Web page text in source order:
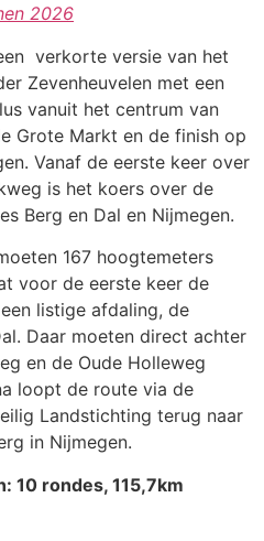
2026
verkorte versie van het
Zevenheuvelen met een
vanuit het centrum van
Grote Markt en de finish op
Vanaf de eerste keer over
is het koers over de
Berg en Dal en Nijmegen.
167 hoogtemeters
voor de eerste keer de
listige afdaling, de
Daar moeten direct achter
en de Oude Holleweg
loopt de route via de
Landstichting terug naar
in Nijmegen.
10 rondes, 115,7km